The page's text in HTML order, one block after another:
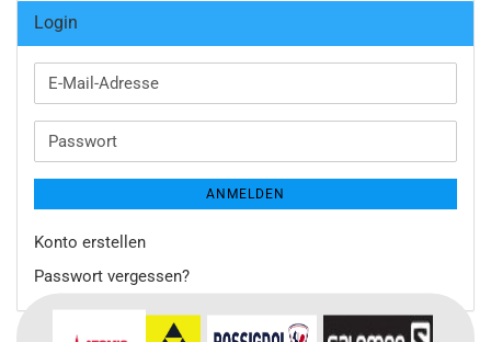
Login
E-
Mail-
Passwort
ANMELDEN
Konto erstellen
Passwort vergessen?